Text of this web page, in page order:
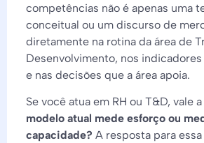
competências não é apenas uma
conceitual ou um discurso de
diretamente na rotina da área de
Desenvolvimento, nos
e nas decisões que a área apoia.
Se você atua em RH ou T&D, vale
modelo atual mede esforço ou
capacidade? A resposta para